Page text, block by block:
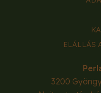
ELÁLLÁS
3200